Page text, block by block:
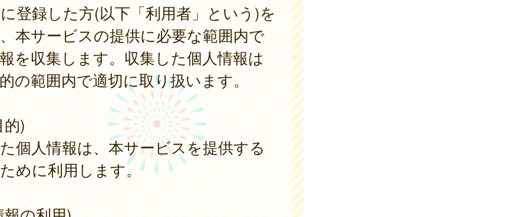
登録した方(以下「利用者」という)を
本サービスの提供に必要な範囲内で
を収集します。収集した個人情報は
の範囲内で適切に取り扱います。
)
個人情報は、本サービスを提供する
めに利用します。